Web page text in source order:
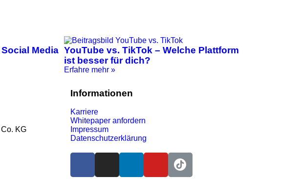
Media YouTube vs. TikTok – Welche Plattform
ist besser für dich?
Erfahre mehr »
KG
Informationen
Karriere
Whitepaper anfordern
Impressum
Datenschutzerklärung